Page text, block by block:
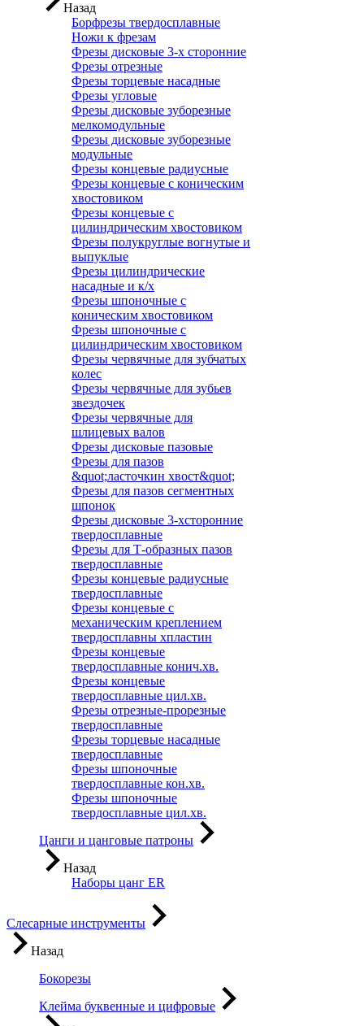
Назад
Борфрезы твердосплавные
Ножи к фрезам
Фрезы дисковые 3-х сторонние
Фрезы отрезные
Фрезы торцевые насадные
Фрезы угловые
Фрезы дисковые зуборезные
мелкомодульные
Фрезы дисковые зуборезные
модульные
Фрезы концевые радиусные
Фрезы концевые с коническим
хвостовиком
Фрезы концевые с
цилиндрическим хвостовиком
Фрезы полукруглые вогнутые и
выпуклые
Фрезы цилиндрические
насадные и к/х
Фрезы шпоночные с
коническим хвостовиком
Фрезы шпоночные с
цилиндрическим хвостовиком
Фрезы червячные для зубчатых
колес
Фрезы червячные для зубьев
звездочек
Фрезы червячные для
шлицевых валов
Фрезы дисковые пазовые
Фрезы для пазов
&quot;ласточкин хвост&quot;
Фрезы для пазов сегментных
шпонок
Фрезы дисковые 3-хсторонние
твердосплавные
Фрезы для Т-образных пазов
твердосплавные
Фрезы концевые радиусные
твердосплавные
Фрезы концевые с
механическим креплением
твердосплавны хпластин
Фрезы концевые
твердосплавные конич.хв.
Фрезы концевые
твердосплавные цил.хв.
Фрезы отрезные-прорезные
твердосплавные
Фрезы торцевые насадные
твердосплавные
Фрезы шпоночные
твердосплавные кон.хв.
Фрезы шпоночные
твердосплавные цил.хв.
Цанги и цанговые патроны
Назад
Наборы цанг ER
Слесарные инструменты
Назад
Бокорезы
Клейма буквенные и цифровые